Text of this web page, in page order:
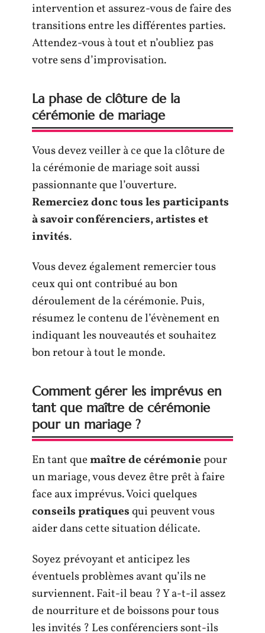
intervention et assurez-vous de faire des
transitions entre les différentes parties.
Attendez-vous à tout et n’oubliez pas
votre sens d’improvisation.
La phase de clôture de la
cérémonie de mariage
Vous devez veiller à ce que la clôture de
la cérémonie de mariage soit aussi
passionnante que l’ouverture.
Remerciez donc tous les participants
à savoir conférenciers, artistes et
invités.
Vous devez également remercier tous
ceux qui ont contribué au bon
déroulement de la cérémonie. Puis,
résumez le contenu de l’évènement en
indiquant les nouveautés et souhaitez
bon retour à tout le monde.
Comment gérer les imprévus en
tant que maître de cérémonie
pour un mariage ?
En tant quemaître de cérémoniepour
un mariage, vous devez être prêt à faire
face aux imprévus. Voici quelques
conseils pratiquesqui peuvent vous
aider dans cette situation délicate.
Soyez prévoyant et anticipez les
éventuels problèmes avant qu’ils ne
surviennent. Fait-il beau ? Y a-t-il assez
de nourriture et de boissons pour tous
les invités ? Les conférenciers sont-ils